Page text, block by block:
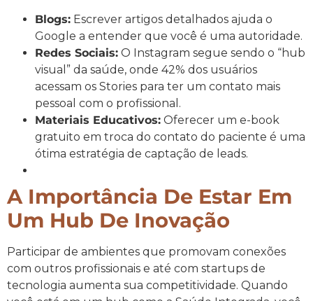
Blogs: Escrever artigos detalhados ajuda o
Google a entender que você é uma autoridade.
Redes Sociais: O Instagram segue sendo o “hub
visual” da saúde, onde 42% dos usuários
acessam os Stories para ter um contato mais
pessoal com o profissional.
Materiais Educativos: Oferecer um e-book
gratuito em troca do contato do paciente é uma
ótima estratégia de captação de leads.
A Importância De Estar Em
Um Hub De Inovação
Participar de ambientes que promovam conexões
com outros profissionais e até com startups de
tecnologia aumenta sua competitividade. Quando